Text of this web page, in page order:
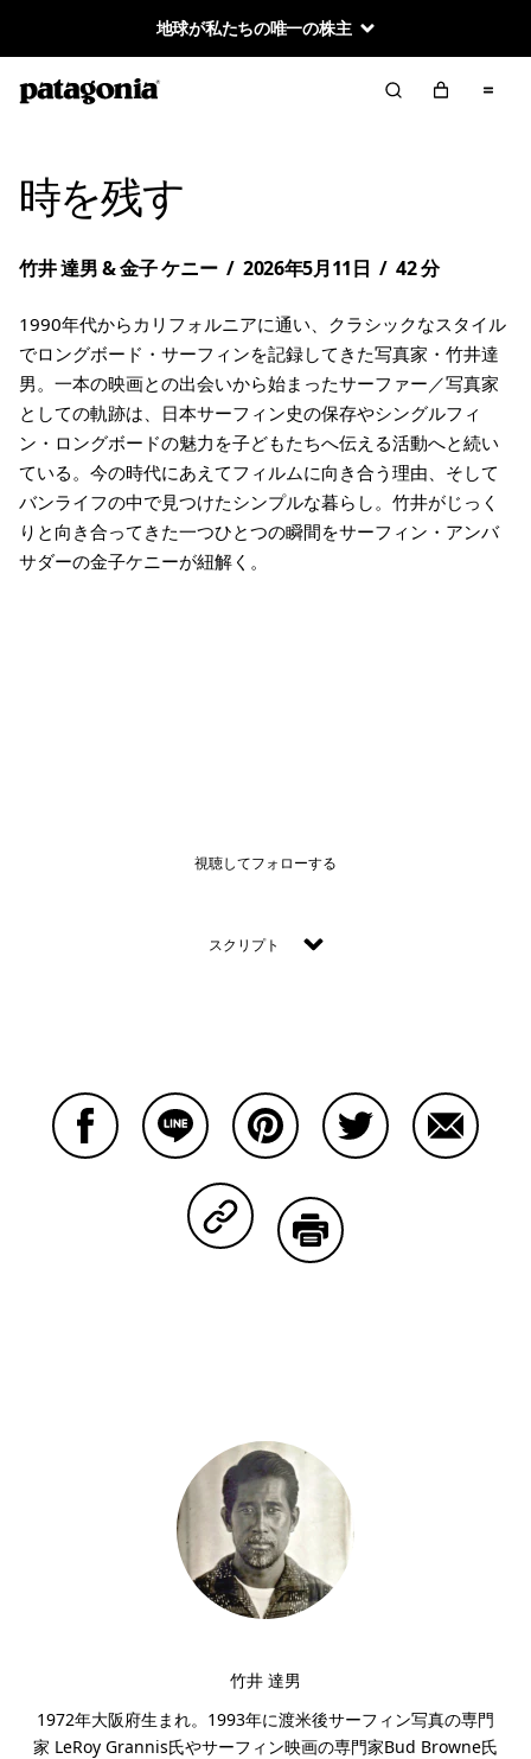
地球が私たちの唯一の株主
時を残す
竹井 達男 & 金子 ケニー / 2026年5月11日 / 42 分
1990年代からカリフォルニアに通い、クラシックなスタイル
でロングボード・サーフィンを記録してきた写真家・竹井達
男。一本の映画との出会いから始まったサーファー／写真家
としての軌跡は、日本サーフィン史の保存やシングルフィ
ン・ロングボードの魅力を子どもたちへ伝える活動へと続い
ている。今の時代にあえてフィルムに向き合う理由、そして
バンライフの中で見つけたシンプルな暮らし。竹井がじっく
りと向き合ってきた一つひとつの瞬間をサーフィン・アンバ
サダーの金子ケニーが紐解く。
視聴してフォローする
スクリプト
Copy Linkで共有する
竹井 達男
1972年大阪府生まれ。1993年に渡米後サーフィン写真の専門
家 LeRoy Grannis氏やサーフィン映画の専門家Bud Browne氏